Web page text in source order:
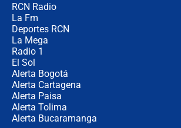
RCN Radio
La Fm
Deportes RCN
La Mega
Radio 1
El Sol
Alerta Bogotá
Alerta Cartagena
Alerta Paisa
Alerta Tolima
Alerta Bucaramanga